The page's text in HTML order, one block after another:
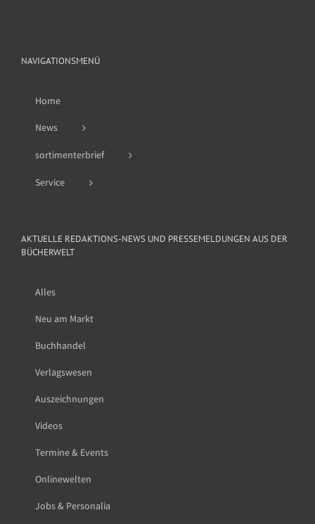
NAVIGATIONSMENÜ
Home
News
sortimenterbrief
Service
AKTUELLE REDAKTIONS-NEWS UND PRESSEMELDUNGEN AUS DER
BÜCHERWELT
Alles
Neu am Markt
Buchhandel
Verlagswesen
Auszeichnungen
Videos
Termine & Events
Onlinewelten
Jobs & Personalia